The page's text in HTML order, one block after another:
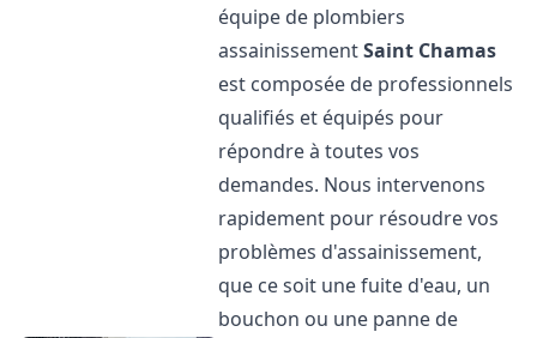
équipe de plombiers
assainissementSaint Chamas
est composée de professionnels
qualifiés et équipés pour
répondre à toutes vos
demandes. Nous intervenons
rapidement pour résoudre vos
problèmes d'assainissement,
que ce soit une fuite d'eau, un
bouchon ou une panne de